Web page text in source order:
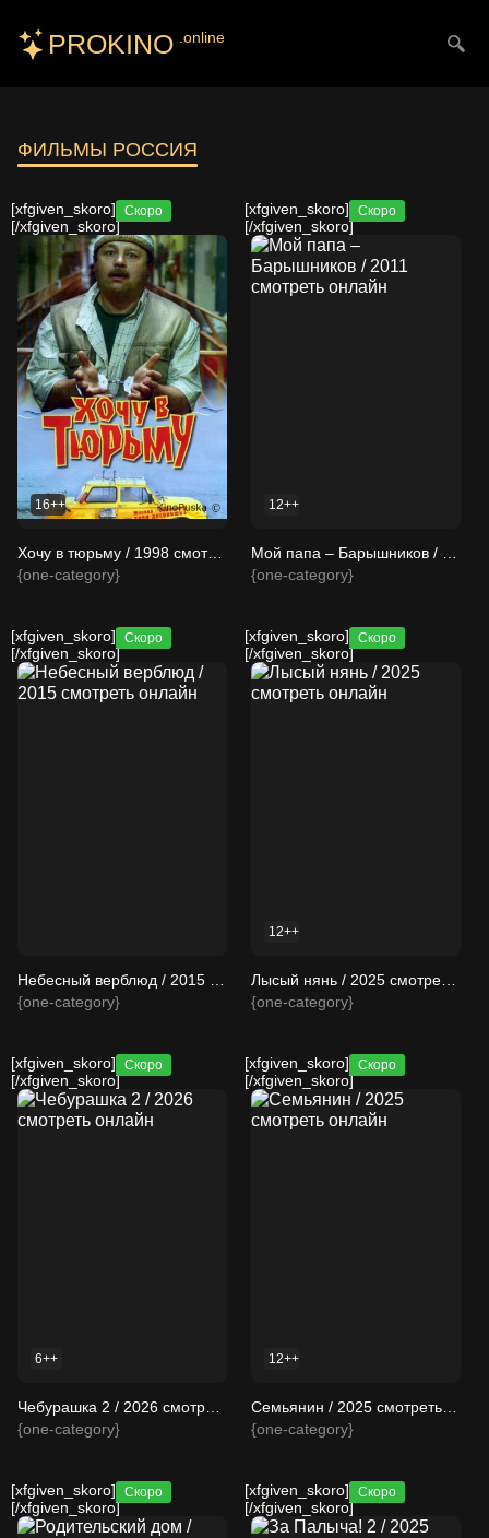
PROKINO .online
ФИЛЬМЫ РОССИЯ
[xfgiven_skoro] Скоро
[/xfgiven_skoro]
16++
Хочу в тюрьму / 1998 смотреть онлайн
{one-category}
[xfgiven_skoro] Скоро
[/xfgiven_skoro]
12++
{one-category}
[xfgiven_skoro] Скоро
[/xfgiven_skoro]
{one-category}
[xfgiven_skoro] Скоро
[/xfgiven_skoro]
12++
{one-category}
[xfgiven_skoro] Скоро
[/xfgiven_skoro]
6++
{one-category}
[xfgiven_skoro] Скоро
[/xfgiven_skoro]
12++
{one-category}
[xfgiven_skoro] Скоро
[/xfgiven_skoro]
[xfgiven_skoro] Скоро
[/xfgiven_skoro]